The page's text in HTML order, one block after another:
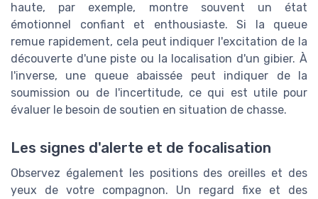
haute, par exemple, montre souvent un état
émotionnel confiant et enthousiaste. Si la queue
remue rapidement, cela peut indiquer l'excitation de la
découverte d'une piste ou la localisation d'un gibier. À
l'inverse, une queue abaissée peut indiquer de la
soumission ou de l'incertitude, ce qui est utile pour
évaluer le besoin de soutien en situation de chasse.
Les signes d'alerte et de focalisation
Observez également les positions des oreilles et des
yeux de votre compagnon. Un regard fixe et des